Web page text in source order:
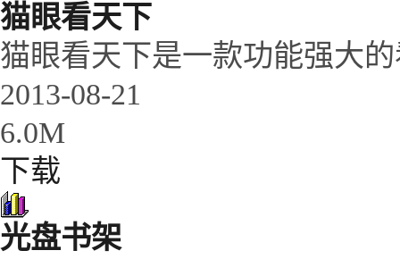
猫眼看天下
猫眼看天下是一款功能强大
2013-08-21
6.0M
下载
光盘书架